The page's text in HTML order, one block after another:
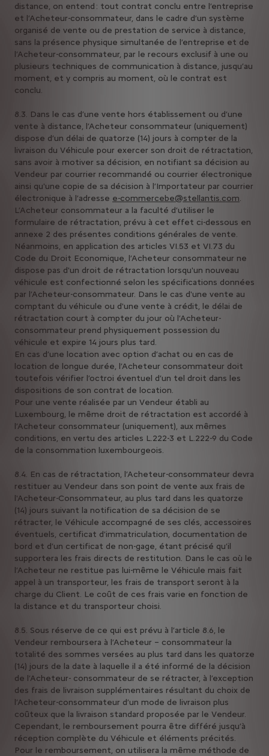
distance, on entend : tout contrat conclu entre l’entreprise
et l’Acheteur-consommateur, dans le cadre d’un système
organisé de vente ou de prestation de service à distance,
sans la présence physique simultanée de l’entreprise et de
l’Acheteur-consommateur, par le recours exclusif à une ou
plusieurs techniques de communication à distance, jusqu’au
moment, et y compris au moment, où le contrat est
conclu.
8.3. Dans le cas d’une vente hors établissement ou d’une
vente à distance, l’Acheteur consommateur (uniquement)
dispose d’un délai de quatorze (14) jours à compter de la
livraison du Véhicule pour exercer son droit de rétractation,
sans avoir à motiver sa décision, en notifiant sa décision au
Vendeur par courrier recommandé ou courrier électronique
ainsi qu'une copie de sa décision à l’Importateur par courrier
électronique à l’adresse e-commercebe@stellantis.com.
L’Acheteur consommateur a la faculté d’utiliser le
formulaire de rétractation, prévu à cet effet ci-dessous en
annexe 2 des présentes conditions générales de vente.
Néanmoins, en application des articles VI.53 et VI.73 du
Code du Droit Economique, l’Acheteur consommateur ne
dispose pas d'un droit de rétractation lorsqu'un nouveau
véhicule est confectionné selon les spécifications données
par l’Acheteur-consommateur. Dans le cas d'une vente au
comptant du véhicule ou d'une vente à crédit, le délai de
rétractation court à compter du jour où l’Acheteur-
consommateur prend physiquement possession du
véhicule et expire 14 jours plus tard.
En cas d’une location avec option d’achat ou en cas de
location de longue durée, l’Acheteur consommateur doit
toutefois vérifier l’octroi éventuel d’un tel droit dans les
dispositions de son contrat de location.
Pour une vente réalisée par un Vendeur établi au
Luxembourg, le même droit de rétractation est accordé à
l’Acheteur consommateur (uniquement), aux mêmes
conditions, en vertu des articles L.222-3 et L.222-9 du Code
de la consommation luxembourgeois.
8.4. En cas de rétractation, l’Acheteur-consommateur devra
restituer au Vendeur dans son point de vente aux frais de
l'Acheteur-Consommateur, au plus tard dans les quatorze
(14) jours suivant la notification de sa décision de se
rétracter, le Véhicule accompagné de ses clés, accessoires
éventuels, certificat d’immatriculation, documentation de
bord et d’un certificat de non-gage, étant précisé qu’il
supportera les frais directs de restitution. Dans le cas où le
l’Acheteur ne restitue pas lui-même le Véhicule mais fait
appel à un transporteur, les frais de transport seront à la
charge du Client. Le coût de ces frais varie en fonction de
la distance et du transporteur choisi.
8.5. Sous réserve de ce qui est prévu à l’article 8.6, le
Vendeur remboursera à l’Acheteur – consommateur la
totalité des sommes versées au plus tard dans les quatorze
(14) jours de la date à laquelle il a été informé de la décision
de l’Acheteur- consommateur de se rétracter, à l’exception
des frais de livraison supplémentaires résultant du choix de
l’Acheteur-consommateur d’un mode de livraison plus
coûteux que la livraison standard proposée par le Vendeur.
Cependant, le remboursement pourra être différé jusqu’à
réception complète du Véhicule et éléments précités.
Pour le remboursement, on utilisera la même méthode de